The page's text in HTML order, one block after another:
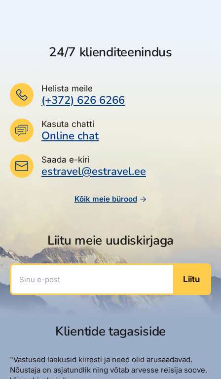
24/7 klienditeenindus
Helista meile
(+372) 626 6266
Kasuta chatti
Online chat
Saada e-kiri
estravel@estravel.ee
Kõik meie bürood
Liitu meie uudiskirjaga
Sinu e-post
Liitu
Klientide tagasiside
"Vastused laekusid kiiresti ja need olid arusaadavad.
Nõustaja on asjatundlik ning võtab arvesse reisija soove.